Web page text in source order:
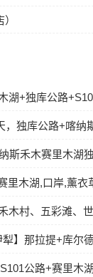
湖+独库公路
，独库公路+喀
斯禾木赛里木湖
里木湖,口岸,薰
木村、五彩滩、
】那拉提+库尔
公路+赛里木